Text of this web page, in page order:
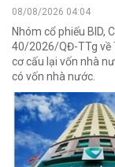
08/08/2026 04:04
Nhóm cổ phiếu BID,
40/2026/QĐ-TTg về
cơ cấu lại vốn nhà
có vốn nhà nước.